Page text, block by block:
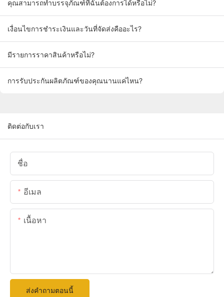
คุณสามารถทำบรรจุภัณฑ์ที่ฉันต้องการได้หรือไม่?
เงื่อนไขการชำระเงินและวันที่จัดส่งคืออะไร?
มีรายการราคาสินค้าหรือไม่?
การรับประกันผลิตภัณฑ์ของคุณนานแค่ไหน?
ติดต่อกับเรา
ชื่อ
อีเมล
เนื้อหา
ส่งคำถามตอนนี้